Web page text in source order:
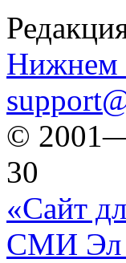
Нижнем
©
30
«Сайт
СМИ Эл